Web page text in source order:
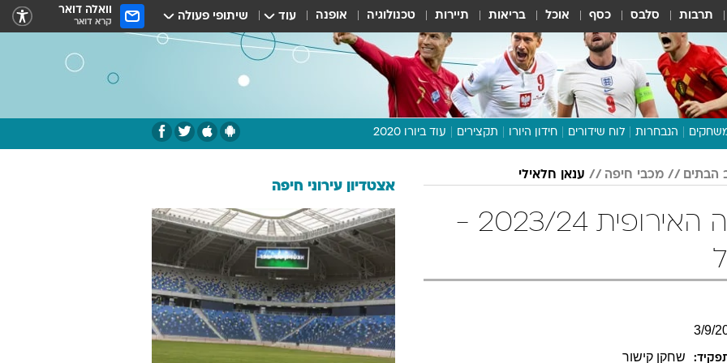
תרבות סלבס כסף אוכל בריאות תיירות טכנולוגיה אופנה עוד שיתופי פעולה וואלה דואר
קרא דואר
הנבחרות לוח שידורים חידון היורו תקצירים עוד ביורו 2020
תכנית היורו
וואלה! ספורט
מכבי חיפה ענאן חלאילי
ענאן חלאילי בהליגה האירופית 2023/24 -
3/9/
שחקן קישור
אצטדיון עירוני חיפה